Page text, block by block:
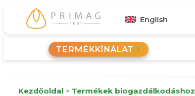
English
TERMÉKKÍNÁLAT
Kezdőoldal > Termékek biogazdálkodáshoz